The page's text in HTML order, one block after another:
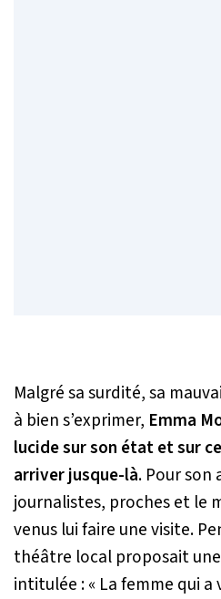
Malgré sa surdité, sa
à bien s’exprimer, Emma
lucide sur son état et sur
arriver jusque-là. Pour son
journalistes, proches et le
venus lui faire une visite.
théâtre local proposait
intitulée : « La femme qui a